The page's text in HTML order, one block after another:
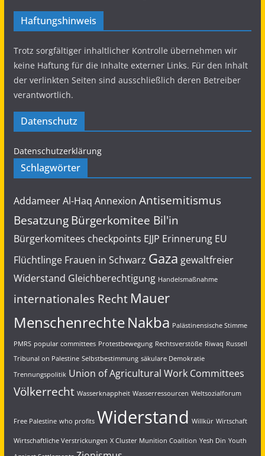
3
Load More...
Haftungshinweis
Trotz sorgfältiger inhaltlicher Kontrolle übernehmen wir
keine Haftung für die Inhalte externer Links. Für den Inhalt
der verlinkten Seiten sind ausschließlich deren Betreiber
verantwortlich.
Datenschutz
Datenschutzerklärung
Schlagwörter
AddameerAl-Haq Annexion Antisemitismus
BesatzungBürgerkomitee Bil'in
Bürgerkomitees checkpoints EJJP Erinnerung EU
Flüchtlinge Frauen in Schwarz Gaza gewaltfreier
Widerstand Gleichberechtigung Handelsmaßnahme
internationales Recht Mauer
MenschenrechteNakba Palästinensische Stimme
PMRS popular committees Protestbewegung Rechtsverstöße Riwaq Russell
Tribunal on Palestine Selbstbestimmung säkulare Demokratie
Trennungspolitik Union of Agricultural Work Committees
Völkerrecht Wasserknappheit Wasserressourcen Weltsozialforum
Free Palestine who profits Widerstand Willkür Wirtschaft
Wirtschaftliche Verstrickungen X Cluster Munition Coalition Yesh Din Youth